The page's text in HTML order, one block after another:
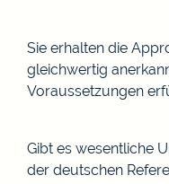
Sie erhalten die
gleichwertig
Voraussetzungen
Gibt es wesentliche
der deutschen